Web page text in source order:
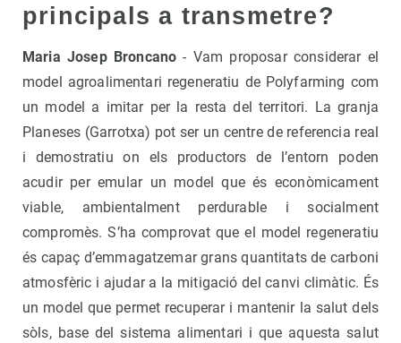
principals a transmetre?
Maria Josep Broncano- Vam proposar considerar el
model agroalimentari regeneratiu de Polyfarming com
un model a imitar per la resta del territori. La granja
Planeses (Garrotxa) pot ser un centre de referencia real
i demostratiu on els productors de l’entorn poden
acudir per emular un model que és econòmicament
viable, ambientalment perdurable i socialment
compromès. S’ha comprovat que el model regeneratiu
és capaç d’emmagatzemar grans quantitats de carboni
atmosfèric i ajudar a la mitigació del canvi climàtic. És
un model que permet recuperar i mantenir la salut dels
sòls, base del sistema alimentari i que aquesta salut